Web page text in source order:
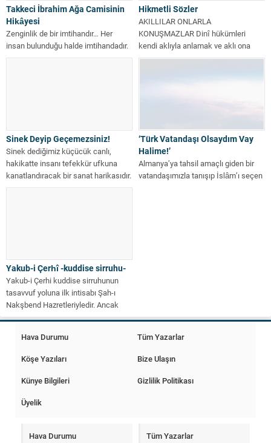
Takkeci İbrahim Ağa Camisinin
Hikâyesi
Zenginlik de bir imtihandır… Her
insan bulunduğu halde imtihandadır.
Yoksul, yoksulluk halinde imtihanda;
Hikmetli Sözler
AKILLILAR ONLARLA
KONUŞMAZLAR Dinî hükümleri
kendi aklıyla anlamak ve aklı ona
rehber etmek isteyen,
Sinek Deyip Geçemezsiniz!
Sinek dediğimiz küçücük canlı,
hakikatte insanı tefekkür ufkuna
kanatlandıracak bir sanat harikasıdır.
Haklarında ciltler dolusu...
‘Türk Vatandaşı Olsaydım Vay
Halime!’
Almanya’ya tahsil amaçlı giden bir
vatandaşımızla tanışıp İslâm’ı seçen
Yakub-i Çerhî -kuddise sirruhu-
Yakub-i Çerhi kuddise sirruhunun
tasavvuf yoluna ilk intisabı Şah-ı
Nakşbend Hazretleriyledir. Ancak
seyr u sülûkünü...
Hava Durumu
Tüm Yazarlar
Köşe Yazıları
Bize Ulaşın
Künye Bilgileri
Gizlilik Politikası
Üyelik
Hava Durumu Tüm Yazarlar